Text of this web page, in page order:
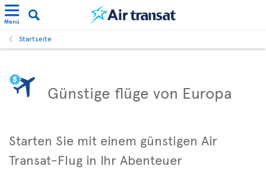
Menü
Startseite
Günstige flüge von Europa
Starten Sie mit einem günstigen Air
Transat-Flug in Ihr Abenteuer